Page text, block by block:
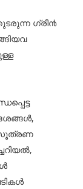
ഗ്രീ൯